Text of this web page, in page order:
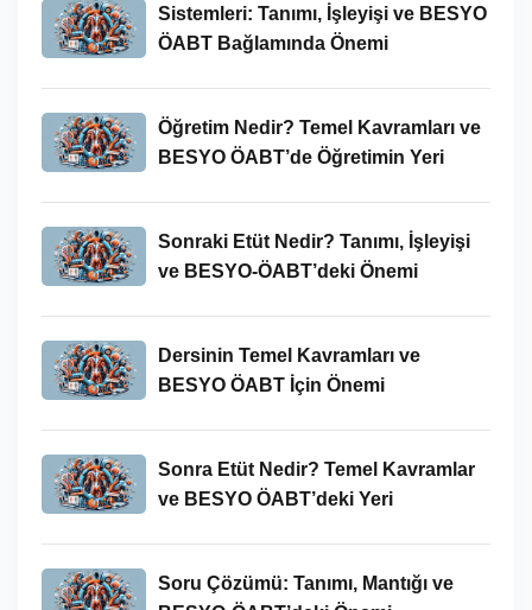
Sistemleri: Tanımı, İşleyişi ve BESYO
ÖABT Bağlamında Önemi
Öğretim Nedir? Temel Kavramları ve
BESYO ÖABT’de Öğretimin Yeri
Sonraki Etüt Nedir? Tanımı, İşleyişi
ve BESYO-ÖABT’deki Önemi
Dersinin Temel Kavramları ve
BESYO ÖABT İçin Önemi
Sonra Etüt Nedir? Temel Kavramlar
ve BESYO ÖABT’deki Yeri
Soru Çözümü: Tanımı, Mantığı ve